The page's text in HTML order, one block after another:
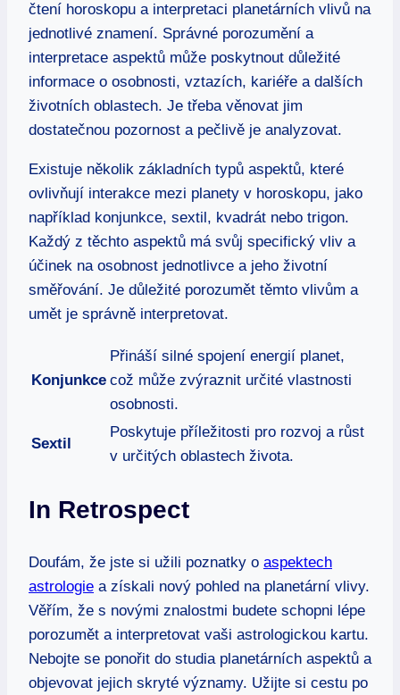
čtení horoskopu a interpretaci planetárních vlivů na
jednotlivé znamení. Správné porozumění a
interpretace aspektů může poskytnout důležité
informace o osobnosti, vztazích, kariéře a dalších
životních oblastech. Je třeba věnovat jim
dostatečnou pozornost a pečlivě je analyzovat.
Existuje několik základních typů aspektů, které
ovlivňují interakce mezi planety v horoskopu, jako
například konjunkce, sextil, kvadrát nebo trigon.
Každý z těchto aspektů má svůj specifický vliv a
účinek na osobnost jednotlivce a jeho životní
směřování. Je důležité porozumět těmto vlivům a
umět je správně interpretovat.
Konjunkce
Přináší silné spojení energií planet,
což může zvýraznit určité vlastnosti
osobnosti.
Sextil
Poskytuje příležitosti pro rozvoj a růst
v určitých oblastech života.
In Retrospect
Doufám, že jste si užili poznatky o aspektech
astrologie a získali nový pohled na planetární vlivy.
Věřím, že s novými znalostmi budete schopni lépe
porozumět a interpretovat vaši astrologickou kartu.
Nebojte se ponořit do studia planetárních aspektů a
objevovat jejich skryté významy. Užijte si cestu po